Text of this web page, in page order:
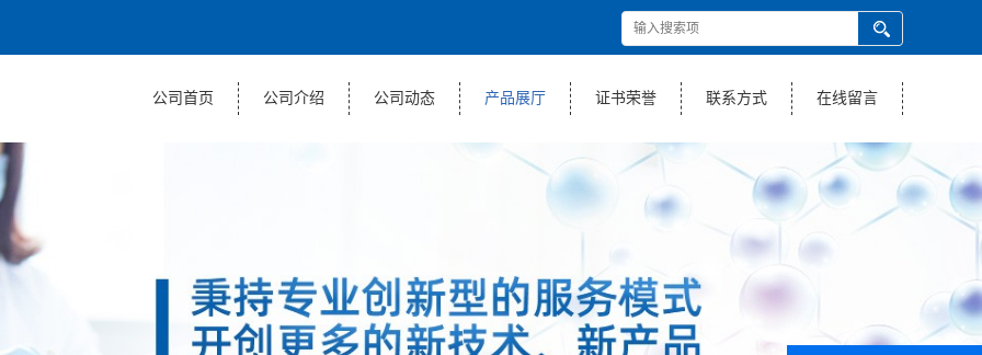
公司首页 公司介绍 公司动态 产品展厅 证书荣誉 联系方式 在线留言